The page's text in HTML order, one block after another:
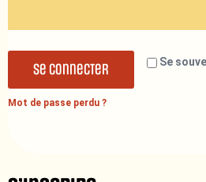
Se
Se connecter
Mot de passe perdu ?